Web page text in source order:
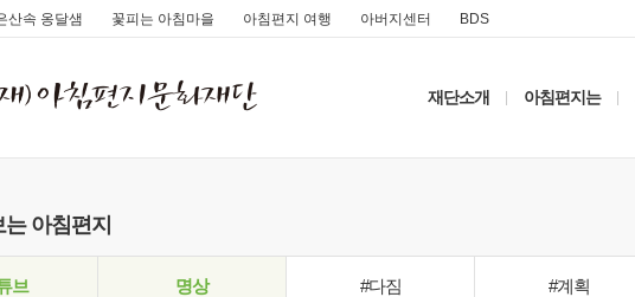
산속 옹달샘 꽃피는 아침마을 아침편지 여행 아버지센터 BDS
재단소개 아침편지는
아침편지
브 명상 #다짐 #계획